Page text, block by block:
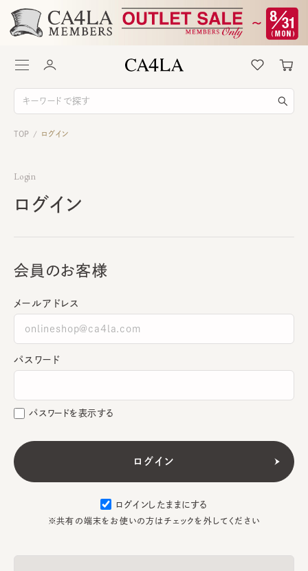
TOP / ログイン
Login
ログイン
会員のお客様
メールアドレス
パスワード
パスワードを表示する
ログインしたままにする
※共有の端末をお使いの方はチェックを外してください